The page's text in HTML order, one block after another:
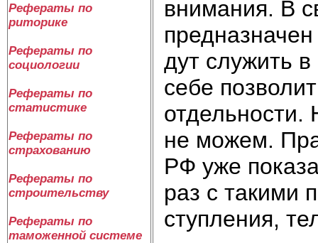
Рефераты по
риторике
Рефераты по
социологии
Рефераты по
статистике
Рефераты по
страхованию
Рефераты по
строительству
Рефераты по
таможенной системе
вни­ма­ния. В
дут слу­жить
се­бе
не мо­жем.
РФ уже
раз с та­ки­ми
сту­п­ле­ния,